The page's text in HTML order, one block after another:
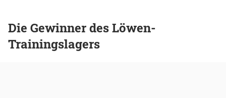
Die Gewinner des Löwen-
Trainingslagers